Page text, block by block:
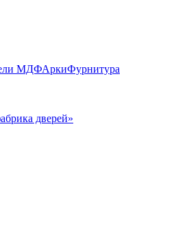
МДФАркиФурнитура